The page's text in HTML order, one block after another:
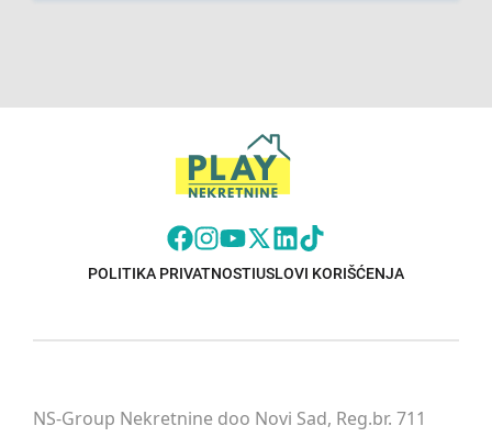
POLITIKA PRIVATNOSTIUSLOVI KORIŠĆENJA
NS-Group Nekretnine doo Novi Sad, Reg.br. 711